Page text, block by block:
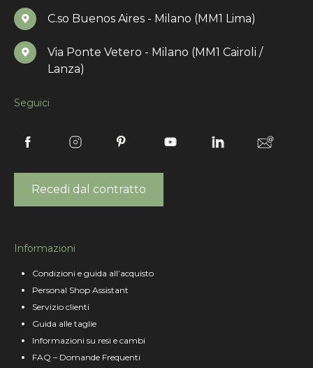
C.so Buenos Aires - Milano (MM1 Lima)
Via Ponte Vetero - Milano (MM1 Cairoli /
Lanza)
Seguici
Recedi dal contratto
Informazioni
Condizioni e guida all’acquisto
Personal Shop Assistant
Servizio clienti
Guida alle taglie
Informazioni su resi e cambi
FAQ – Domande Frequenti